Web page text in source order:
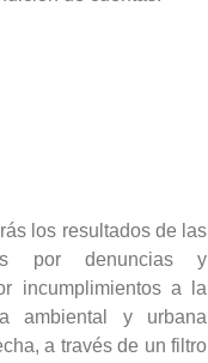
los resultados de las
por denuncias y
incumplimientos a la
ambiental y urbana
a través de un filtro